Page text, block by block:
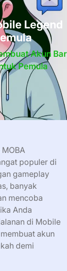
Legend
Akun Bar
Pemula
populer di
gameplay
banyak
mencoba
Anda
di Mobile
akun
demi